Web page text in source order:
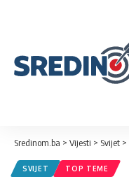
Sredinom.ba > Vijesti > Svijet >
SVIJET TOP TEME